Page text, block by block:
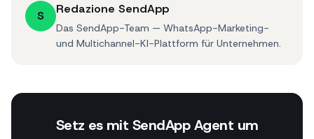
S Redazione SendApp
Das SendApp-Team — WhatsApp-Marketing-
und Multichannel-KI-Plattform für Unternehmen.
Setz es mit SendApp Agent um